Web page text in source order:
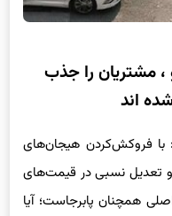
مشتریان را جذب
اند
با فروکش‌کردن هیجان‌های
و تعدیل نسبی در قیمت‌های
همچنان پابرجاست؛ آیا